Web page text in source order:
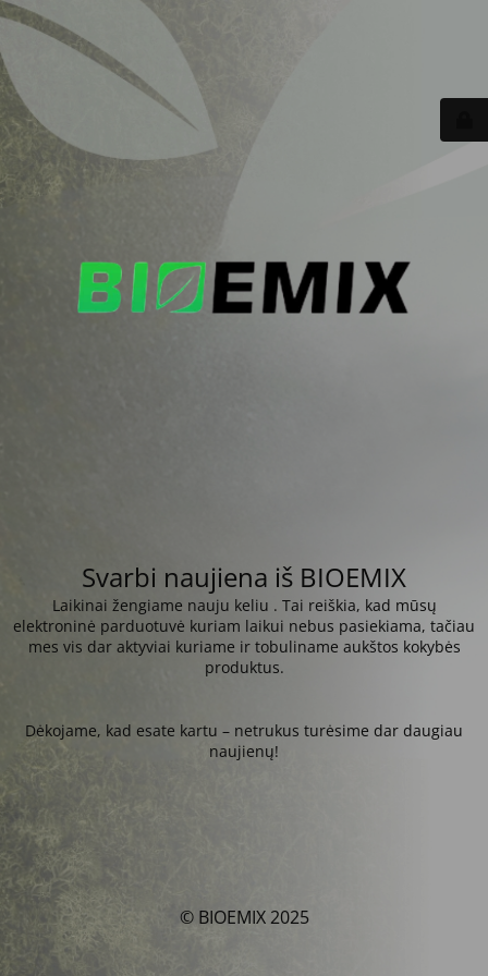
Svarbi naujiena iš BIOEMIX
Laikinai žengiame nauju keliu . Tai reiškia, kad mūsų
elektroninė parduotuvė kuriam laikui nebus pasiekiama, tačiau
mes vis dar aktyviai kuriame ir tobuliname aukštos kokybės
produktus.
Dėkojame, kad esate kartu – netrukus turėsime dar daugiau
naujienų!
© BIOEMIX 2025